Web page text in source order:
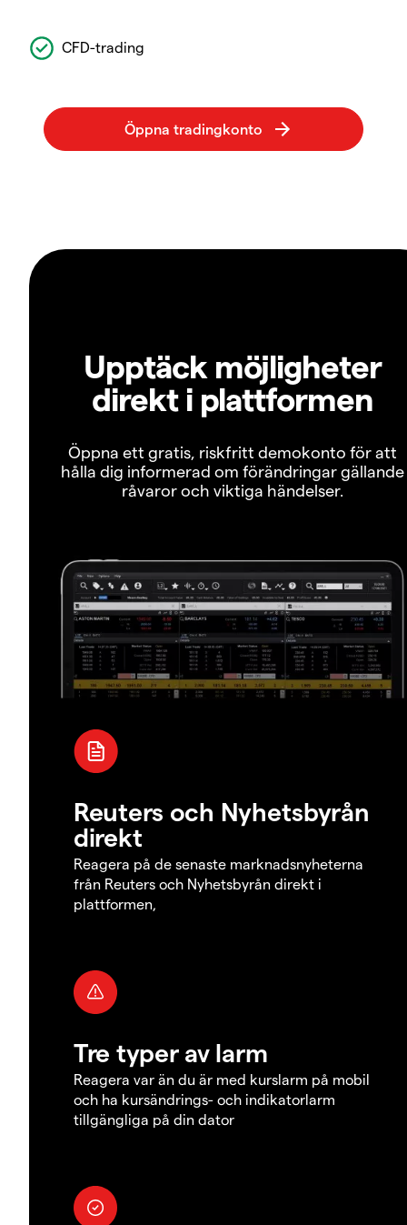
CFD-trading
Upptäck möjligheter
direkt i plattformen
Öppna ett gratis, riskfritt demokonto för att
hålla dig informerad om förändringar gällande
råvaror och viktiga händelser.
Reuters och Nyhetsbyrån
direkt
Reagera på de senaste marknadsnyheterna
från Reuters och Nyhetsbyrån direkt i
plattformen,
Tre typer av larm
Reagera var än du är med kurslarm på mobil
och ha kursändrings- och indikatorlarm
tillgängliga på din dator